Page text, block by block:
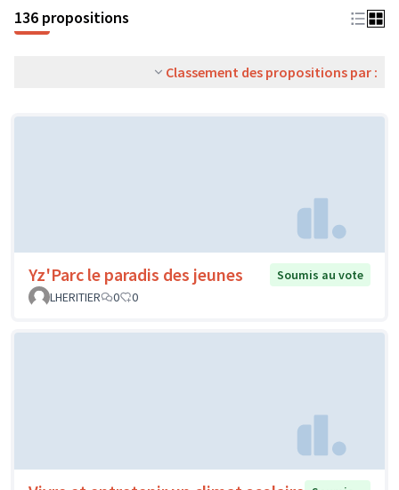
136 propositions
Classement des propositions par :
Yz'Parc le paradis des jeunes
Soumis au vote
LHERITIER
0 0